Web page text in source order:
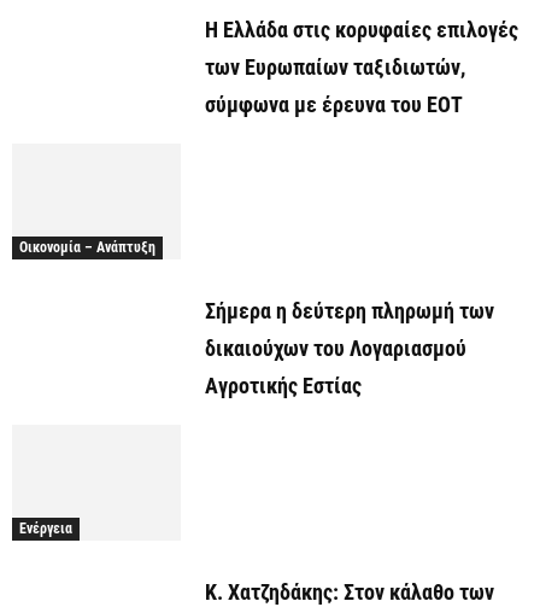
Η Ελλάδα στις κορυφαίες επιλογές
των Ευρωπαίων ταξιδιωτών,
σύμφωνα με έρευνα του ΕΟΤ
Οικονομία – Ανάπτυξη
Σήμερα η δεύτερη πληρωμή των
δικαιούχων του Λογαριασμού
Αγροτικής Εστίας
Ενέργεια
Κ. Χατζηδάκης: Στον κάλαθο των